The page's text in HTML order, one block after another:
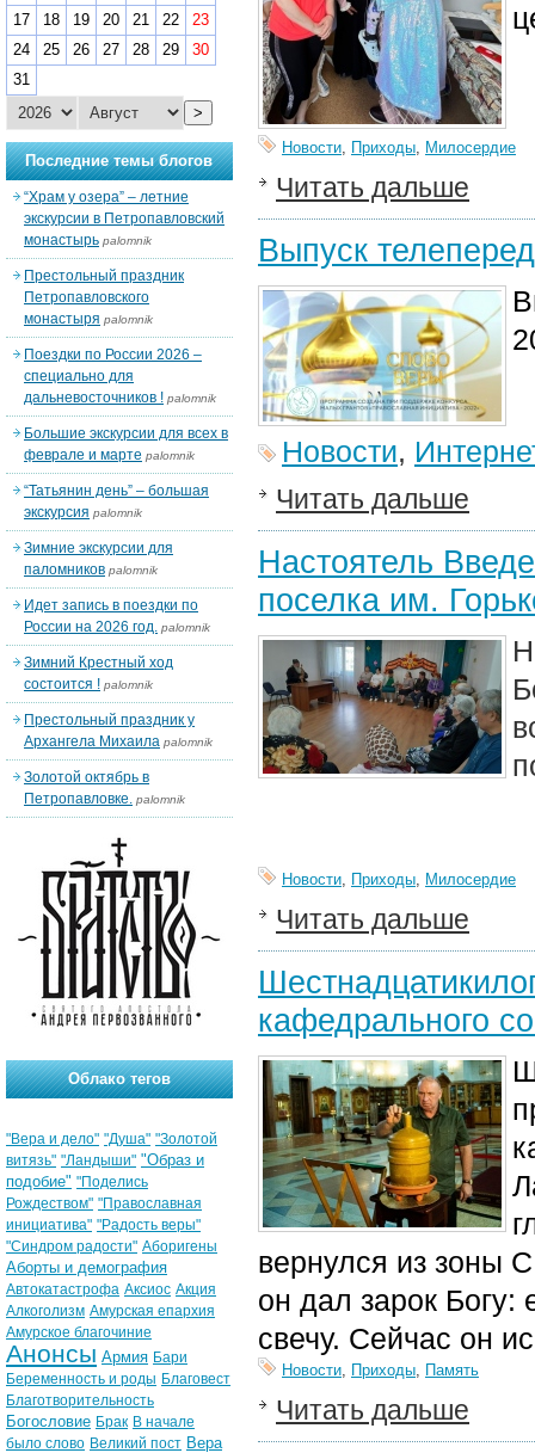
Новости, Приходы, Милосердие
Читать дальше
Выпуск
Новости,
Читать дальше
Настоятель
поселка им.
Новости, Приходы, Милосердие
Читать дальше
кафедрального
вернулся из зоны
он дал зарок Богу:
свечу. Сейчас он
Новости, Приходы, Память
Читать дальше
17
18 19 20 21 22
23
24
25 26 27 28 29
30
31
>
Последние темы блогов
“Храм у озера” – летние
экскурсии в Петропавловский
монастырь palomnik
Престольный праздник
Петропавловского
монастыря palomnik
Поездки по России 2026 –
специально для
дальневосточников ! palomnik
Большие экскурсии для всех в
феврале и марте palomnik
“Татьянин день” – большая
экскурсия palomnik
Зимние экскурсии для
паломников palomnik
Идет запись в поездки по
России на 2026 год. palomnik
Зимний Крестный ход
состоится ! palomnik
Престольный праздник у
Архангела Михаила palomnik
Золотой октябрь в
Петропавловке. palomnik
Облако тегов
"Вера и дело" "Душа" "Золотой
витязь" "Ландыши" "Образ и
подобие" "Поделись
Рождеством" "Православная
инициатива" "Радость веры"
"Синдром радости" Аборигены
Аборты и демография
Автокатастрофа Аксиос Акция
Алкоголизм Амурская епархия
Амурское благочиние
Анонсы Армия Бари
Беременность и роды Благовест
Благотворительность
Богословие Брак В начале
было слово Великий пост Вера